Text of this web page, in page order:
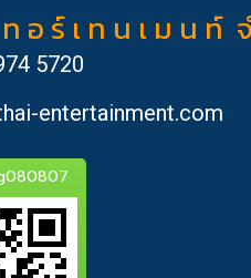
อ ร์ เ ท น เ ม น ท์
5720
entertainment.com